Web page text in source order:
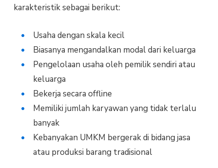
karakteristik sebagai berikut:
Usaha dengan skala kecil
Biasanya mengandalkan modal dari keluarga
Pengelolaan usaha oleh pemilik sendiri atau
keluarga
Bekerja secara offline
Memiliki jumlah karyawan yang tidak terlalu
banyak
Kebanyakan UMKM bergerak di bidang jasa
atau produksi barang tradisional